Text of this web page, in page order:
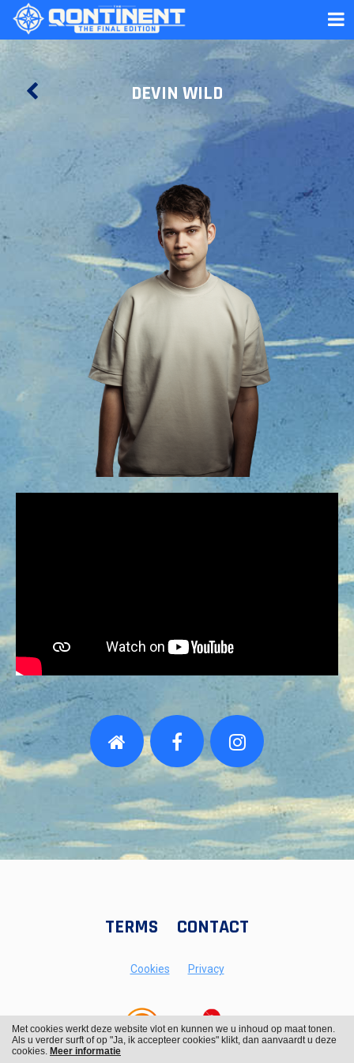
DEVIN WILD
TERMS CONTACT
Cookies Privacy
Met cookies werkt deze website vlot en kunnen we u inhoud op maat tonen.
Als u verder surft of op "Ja, ik accepteer cookies" klikt, dan aanvaardt u deze
cookies. Meer informatie